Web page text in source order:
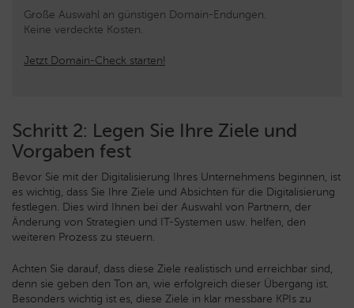
Große Auswahl an günstigen Domain-Endungen.
Keine verdeckte Kosten.
Jetzt Domain-Check starten!
Schritt 2: Legen Sie Ihre Ziele und
Vorgaben fest
Bevor Sie mit der Digitalisierung Ihres Unternehmens beginnen, ist
es wichtig, dass Sie Ihre Ziele und Absichten für die Digitalisierung
festlegen. Dies wird Ihnen bei der Auswahl von Partnern, der
Änderung von Strategien und IT-Systemen usw. helfen, den
weiteren Prozess zu steuern.
Achten Sie darauf, dass diese Ziele realistisch und erreichbar sind,
denn sie geben den Ton an, wie erfolgreich dieser Übergang ist.
Besonders wichtig ist es, diese Ziele in klar messbare KPIs zu